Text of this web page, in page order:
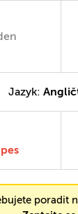
Jazyk:
poradit